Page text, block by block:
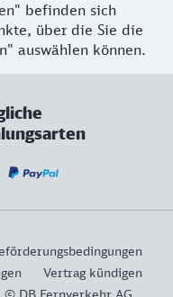
befinden sich
über die Sie die
auswählen können.
Vertrag kündigen
© DB Fernverkehr AG